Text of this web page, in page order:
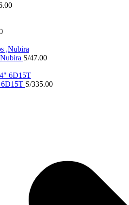
S/47.00
6D15T S/335.00